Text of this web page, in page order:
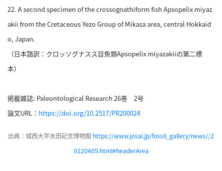
22. A second specimen of the crossognathiform fish Apsopelix miyaz
akii from the Cretaceous Yezo Group of Mikasa area, central Hokkaid
o, Japan.
（日本語訳：クロッソグナスス目魚類Apsopelix miyazakiiの第二標
本）
掲載雑誌: Paleontological Research 26巻 2号
論文URL： https://doi.org/10.2517/PR200024
出典：城西大学水田記念博物館 https://www.josai.jp/fossil_gallery/news//2
0220405.html#headerArea